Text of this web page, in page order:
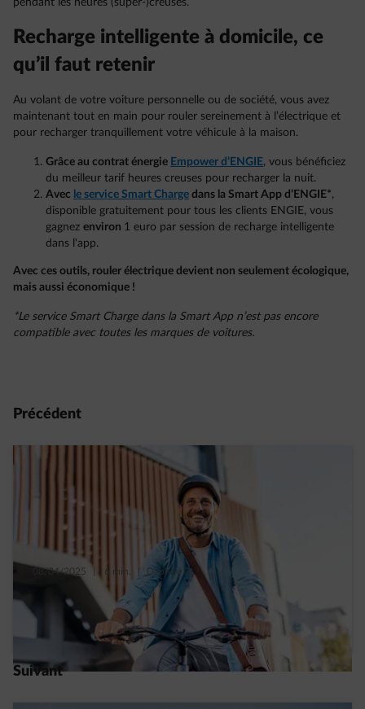
pendant les heures (super-)creuses.
Recharge intelligente à domicile, ce
qu’il faut retenir
Au volant de votre voiture personnelle ou de société, vous avez
maintenant tout en main pour rouler sereinement à l’électrique et
pour recharger tranquillement votre véhicule à la maison.
Grâce au contrat énergie Empower d’ENGIE, vous bénéficiez
du meilleur tarif heures creuses pour recharger la nuit.
Avec le service Smart Charge dans la Smart App d’ENGIE*,
disponible gratuitement pour tous les clients ENGIE, vous
gagnez environ 1 euro par session de recharge intelligente
dans l'app.
Avec ces outils, rouler électrique devient non seulement écologique,
mais aussi économique !
*Le service Smart Charge dans la Smart App n’est pas encore
compatible avec toutes les marques de voitures.
Précédent
08/04/2025 6 min. Daphné C.
Comment bien choisir son vélo électrique ?
Read more
Suivant